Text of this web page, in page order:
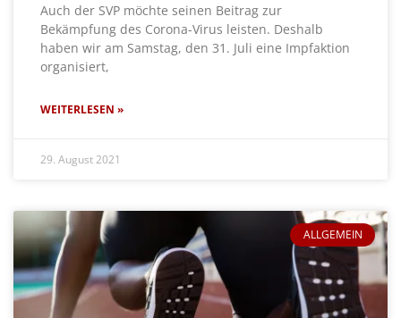
Auch der SVP möchte seinen Beitrag zur
Bekämpfung des Corona-Virus leisten. Deshalb
haben wir am Samstag, den 31. Juli eine Impfaktion
organisiert,
WEITERLESEN »
29. August 2021
ALLGEMEIN